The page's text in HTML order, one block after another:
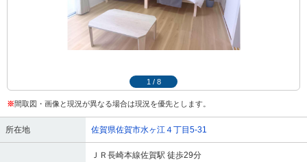
1 / 8
※間取図・画像と現況が異なる場合は現況を優先とします。
所在地 佐賀県佐賀市水ヶ江４丁目5-31
ＪＲ長崎本線佐賀駅 徒歩29分